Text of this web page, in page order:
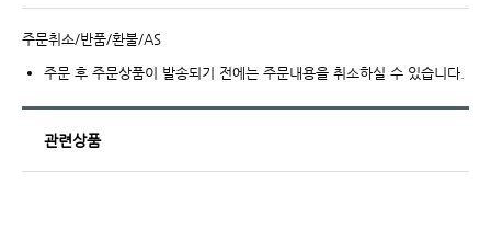
주문취소/반품/환불/AS
주문 후 주문상품이 발송되기 전에는 주문내용을 취소하실 수 있습니다.
관련상품